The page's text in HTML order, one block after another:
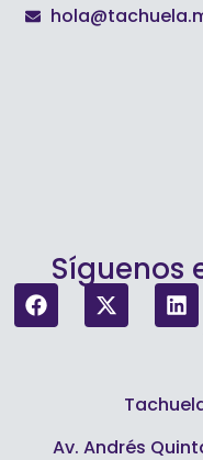
Síguenos
Av. Andrés